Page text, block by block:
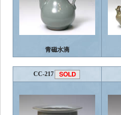
青磁水滴
CC-217